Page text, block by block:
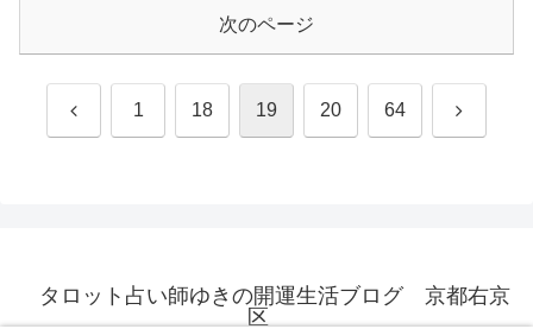
次のページ
前 1 18 19 20 64 次
タロット占い師ゆきの開運生活ブログ 京都右京
区